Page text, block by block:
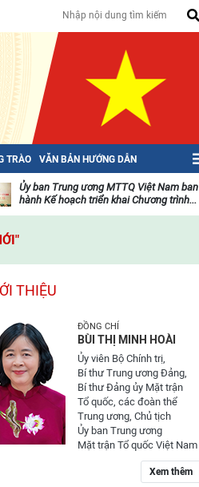
TRÀO VĂN BẢN HƯỚNG DẪN
Ủy ban Trung ương MTTQ Việt Nam ban
hành Kế hoạch triển khai Chương trình...
THIỆU
ĐỒNG CHÍ
BÙI THỊ MINH HOÀI
Ủy viên Bộ Chính trị,
Bí thư Trung ương Đảng,
Bí thư Đảng ủy Mặt trận
Tổ quốc, các đoàn thể
Trung ương, Chủ tịch
Ủy ban Trung ương
Mặt trận Tổ quốc Việt Nam
Xem thêm